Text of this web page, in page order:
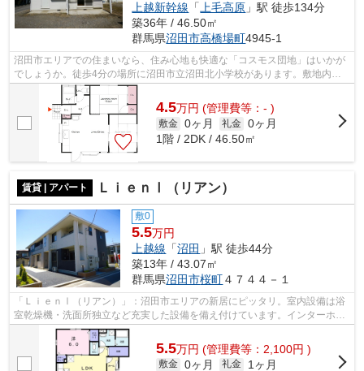
上越新幹線 「上毛高原 」駅 徒歩134分
築36年 / 46.50㎡
群馬県沼田市高橋場町4945-1
沼田市エリアでの住まいなら、住み心地も快適な「コスモス団地」はいかが
でしょうか。徒歩4分の場所に沼田市立沼田北小学校があります。敷地内の
駐車場に空きがあるので、是非ご利用く...
4.5万円 (管理費等：- )
敷金 0ヶ月 礼金 0ヶ月
1階 / 2DK / 46.50㎡
賃貸 | アパート ＬｉｅｎⅠ（リアン）
敷0
5.5万円
上越線 「沼田 」駅 徒歩44分
築13年 / 43.07㎡
群馬県沼田市桜町４７４４－１
「ＬｉｅｎⅠ（リアン）」：沼田市エリアの新居にピッタリ。室内設備は浴
室乾燥機・洗面所独立など充実した設備を備え付けています。インターホン
越しに来訪者を確認できるので、トラブ...
5.5万円 (管理費等：2,100円 )
敷金 0ヶ月 礼金
1ヶ月